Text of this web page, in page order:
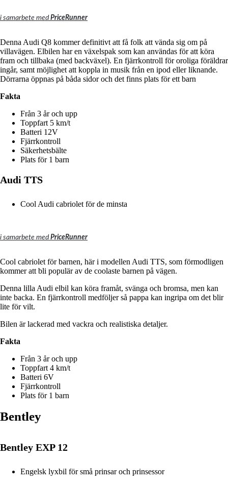
i samarbete med PriceRunner
Denna Audi Q8 kommer definitivt att få folk att vända sig om på
villavägen. Elbilen har en växelspak som kan användas för att köra
fram och tillbaka (med backväxel). En fjärrkontroll för oroliga föräldrar
ingår, samt möjlighet att koppla in musik från en ipod eller liknande.
Dörrarna öppnas på båda sidor och det finns plats för ett barn
Fakta
Från 3 år och upp
Toppfart 5 km/t
Batteri 12V
Fjärrkontroll
Säkerhetsbälte
Plats för 1 barn
Audi TTS
Cool Audi cabriolet för de minsta
i samarbete med PriceRunner
Cool cabriolet för barnen, här i modellen Audi TTS, som förmodligen
kommer att bli populär av de coolaste barnen på vägen.
Denna lilla Audi elbil kan köra framåt, svänga och bromsa, men kan
inte backa. En fjärrkontroll medföljer så pappa kan ingripa om det blir
lite för vilt.
Bilen är lackerad med vackra och realistiska detaljer.
Fakta
Från 3 år och upp
Toppfart 4 km/t
Batteri 6V
Fjärrkontroll
Plats för 1 barn
Bentley
Bentley EXP 12
Engelsk lyxbil för små prinsar och prinsessor